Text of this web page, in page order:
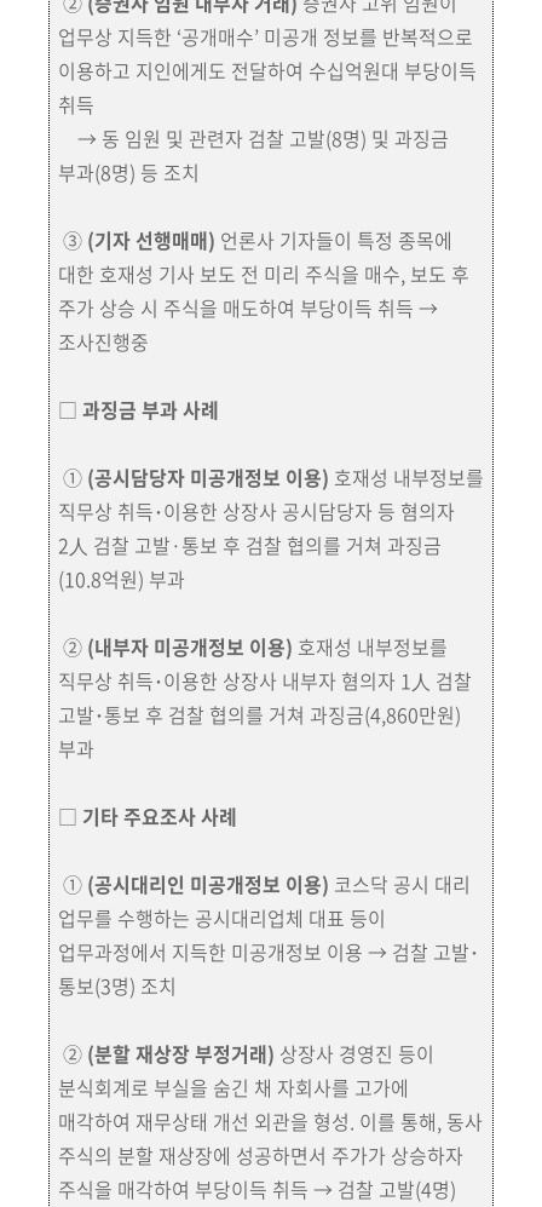
업무상 지득한 ‘공개매수’ 미공개 정보를 반복적으로
이용하고 지인에게도 전달하여 수십억원대 부당이득
취득
→ 동 임원 및 관련자 검찰 고발(8명) 및 과징금
부과(8명) 등 조치
③ (기자 선행매매) 언론사 기자들이 특정 종목에
대한 호재성 기사 보도 전 미리 주식을 매수, 보도 후
주가 상승 시 주식을 매도하여 부당이득 취득 →
조사진행중
□ 과징금 부과 사례
① (공시담당자 미공개정보 이용) 호재성 내부정보를
직무상 취득･이용한 상장사 공시담당자 등 혐의자
2人 검찰 고발·통보 후 검찰 협의를 거쳐 과징금
(10.8억원) 부과
② (내부자 미공개정보 이용) 호재성 내부정보를
직무상 취득･이용한 상장사 내부자 혐의자 1人 검찰
고발･통보 후 검찰 협의를 거쳐 과징금(4,860만원)
부과
□ 기타 주요조사 사례
① (공시대리인 미공개정보 이용) 코스닥 공시 대리
업무를 수행하는 공시대리업체 대표 등이
업무과정에서 지득한 미공개정보 이용 → 검찰 고발･
통보(3명) 조치
② (분할 재상장 부정거래) 상장사 경영진 등이
분식회계로 부실을 숨긴 채 자회사를 고가에
매각하여 재무상태 개선 외관을 형성. 이를 통해, 동사
주식의 분할 재상장에 성공하면서 주가가 상승하자
주식을 매각하여 부당이득 취득 → 검찰 고발(4명)